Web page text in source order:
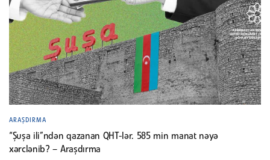
ARAŞDIRMA
“Şuşa ili”ndən qazanan QHT-lər. 585 min manat nəyə
xərclənib? – Araşdırma